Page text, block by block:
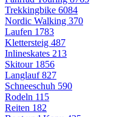
Trekkingbike 6084
Nordic Walking 370
Laufen 1783
Klettersteig 487
Inlineskates 213
Skitour 1856
Langlauf827
Schneeschuh 590
Rodeln 115
Reiten 182